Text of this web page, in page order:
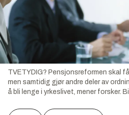
TVETYDIG? Pensjonsreformen skal
men samtidig gjør andre deler av
å bli lenge i yrkeslivet, mener forsker.